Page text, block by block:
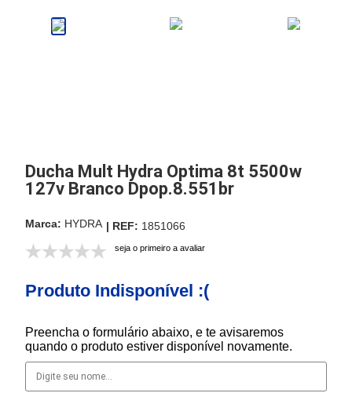
Ducha Mult Hydra Optima 8t 5500w
127v Branco Dpop.8.551br
HYDRA 1851066
seja o primeiro a avaliar
Produto Indisponível :(
Preencha o formulário abaixo, e te avisaremos
quando o produto estiver disponível novamente.